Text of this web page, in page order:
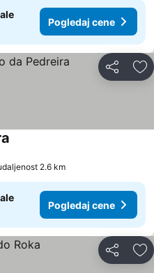
Pogledaj cene
Deli
2.6 km
Pogledaj cene
Deli